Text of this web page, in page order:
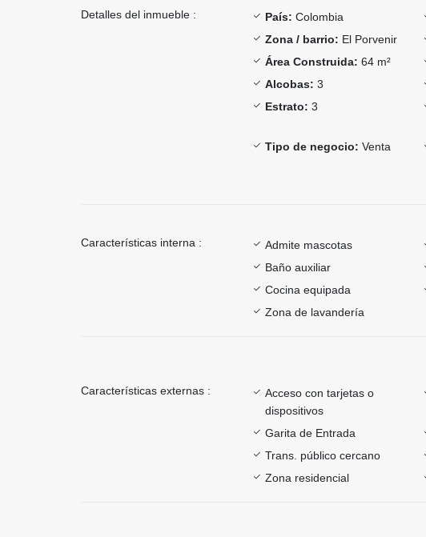
Detalles del inmueble : País: Colombia
Zona / barrio: El Porvenir
Área Construida: 64 m²
Alcobas: 3
Estrato: 3
Tipo de negocio: Venta
Características interna : Admite mascotas
Baño auxiliar
Cocina equipada
Zona de lavandería
Características externas :
Acceso con tarjetas o
dispositivos
Garita de Entrada
Trans. público cercano
Zona residencial